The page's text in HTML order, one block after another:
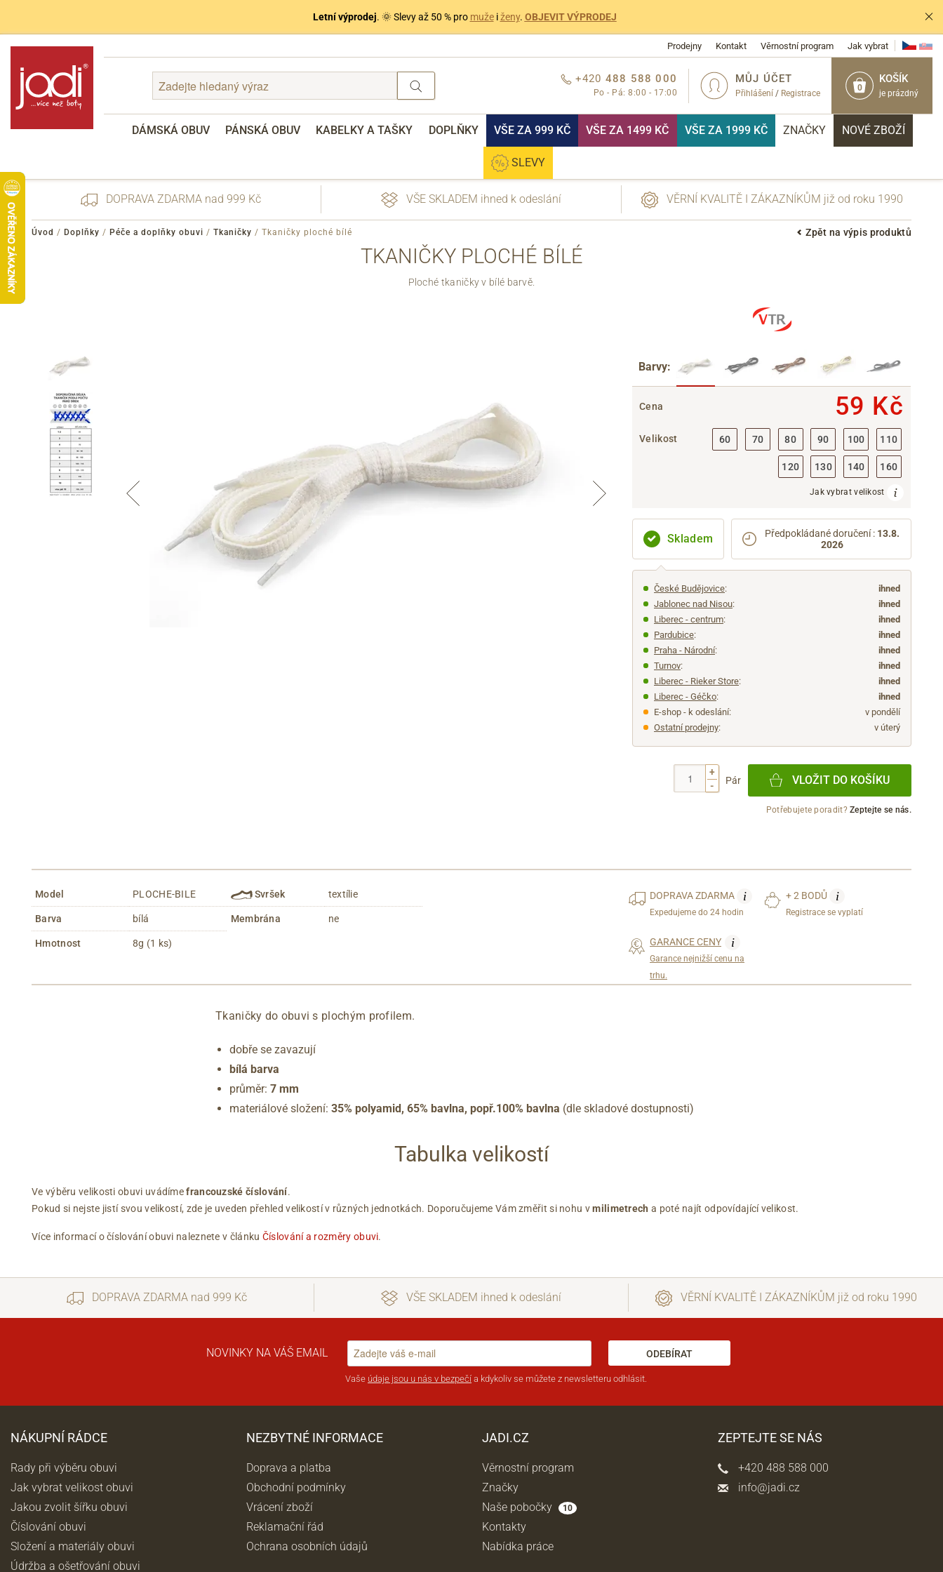
Letní výprodej. 🌞 Slevy až 50 % pro mužeiženy. OBJEVIT VÝPRODEJ
Prodejny Kontakt Věrnostní program Jak vybrat
0
KOŠÍK
je prázdný
MŮJ ÚČET
Přihlášení / Registrace
+420 488 588 000
Po - Pá: 8:00 - 17:00
DÁMSKÁ OBUV PÁNSKÁ OBUV KABELKY A TAŠKY DOPLŇKY VŠE ZA 999 KČ VŠE ZA 1499 KČ VŠE ZA 1999 KČ ZNAČKY NOVÉ ZBOŽÍ
SLEVY
Přes Google
zpracování osobních údajů
DOPRAVA ZDARMA nad 999 Kč VŠE SKLADEM ihned k odeslání VĚRNÍ KVALITĚ I ZÁKAZNÍKŮM již od roku 1990
Zpět na výpis produktů
Úvod / Doplňky / Péče a doplňky obuvi / Tkaničky / Tkaničky ploché bílé
TKANIČKY PLOCHÉ BÍLÉ
Ploché tkaničky v bílé barvě.
Barvy:
Cena 59 Kč
Velikost 60 70 80 90 100 110
120 130 140 160
Jak vybrat velikost
Skladem Předpokládané doručení : 13.8.
2026
České Budějovice:
ihned
Jablonec nad Nisou:
ihned
Liberec - centrum:
ihned
Pardubice:
ihned
Praha - Národní:
ihned
Turnov:
ihned
Liberec - Rieker Store:
ihned
Liberec - Géčko:
ihned
E-shop - k odeslání:
v pondělí
Ostatní prodejny: v úterý
+
-
Pár VLOŽIT DO KOŠÍKU
Potřebujete poradit?Zeptejte se nás.
Model PLOCHE-BILE
Barva bílá
Hmotnost 8g (1 ks)
Svršek textílie
Membrána ne
DOPRAVAZDARMA i
Expedujeme do 24 hodin
+ 2 BODŮ i
Registrace se vyplatí
GARANCE CENY i
Garance nejnižší cenu na
trhu.
Tkaničky do obuvi s plochým profilem.
dobře se zavazují
bílá barva
průměr: 7 mm
materiálové složení: 35% polyamid, 65% bavlna, popř.100% bavlna (dle skladové dostupnosti)
Tabulka velikostí
Ve výběru velikosti obuvi uvádímefrancouzské číslování.
Pokud si nejste jistí svou velikostí, zde je uveden přehled velikostí v různých jednotkách. Doporučujeme Vám změřit si nohu vmilimetrech a poté najít odpovídající velikost.
Více informací o číslování obuvi naleznete v článku Číslování a rozměry obuvi.
DOPRAVA ZDARMA nad 999 Kč VŠE SKLADEM ihned k odeslání VĚRNÍ KVALITĚ I ZÁKAZNÍKŮM již od roku 1990
NOVINKY NA VÁŠ EMAIL ODEBÍRAT
Vaše údaje jsou u nás v bezpečí a kdykoliv se můžete z newsletteru odhlásit.
NÁKUPNÍ RÁDCE
Rady při výběru obuvi
Jak vybrat velikost obuvi
Jakou zvolit šířku obuvi
Číslování obuvi
Složení a materiály obuvi
Údržba a ošetřování obuvi
NEZBYTNÉ INFORMACE
Doprava a platba
Obchodní podmínky
Vrácení zboží
Reklamační řád
Ochrana osobních údajů
JADI.CZ
Věrnostní program
Značky
Naše pobočky
10
Kontakty
Nabídka práce
ZEPTEJTE SE NÁS
+420 488 588 000
info@jadi.cz